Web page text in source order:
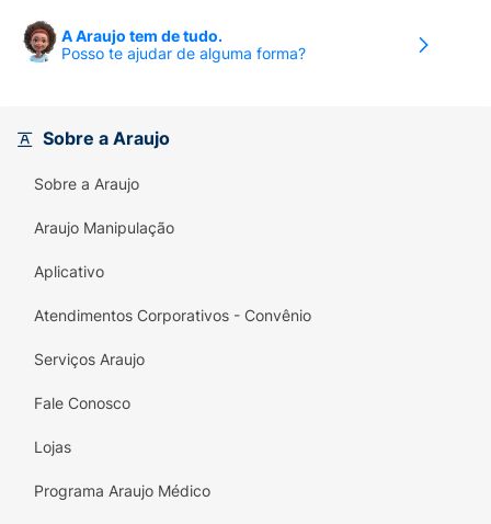
A Araujo tem de tudo.
Posso te ajudar de alguma forma?
Sobre a Araujo
Sobre a Araujo
Araujo Manipulação
Aplicativo
Atendimentos Corporativos - Convênio
Serviços Araujo
Fale Conosco
Lojas
Programa Araujo Médico